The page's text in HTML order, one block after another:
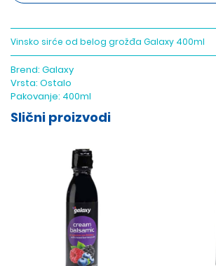
Vinsko sirće od belog grožđa Galaxy 400ml
Brend:Galaxy
Vrsta:Ostalo
Pakovanje: 400ml
Slični proizvodi